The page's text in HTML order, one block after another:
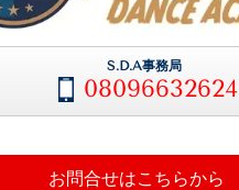
S.D.A事務局
08096632624
お問合せはこちらから